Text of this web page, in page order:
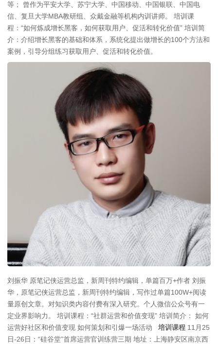
等； 曾作为平安大学、苏宁大学、中国移动、中国银联、中国电
信、复旦大学MBA教研组、众戴金融等机构内训讲师。 培训课
程：“如何炼成增长黑客，如何获取用户、促活和转化价值” 培训简
介：介绍增长黑客的基础和体系，系统化提出做增长的100个方法和
案例，引导分组练习获取用户、促活和转化价值。
刘振华 原笔记侠运营总监，新周刊特约编辑，单篇百万+作者 刘振
华，原笔记侠运营总监，新周刊特约编辑，写作过单篇100W+阅读
量原创文章。对知识类内容付费有深入研究。个人微信公众号有一
定业界影响力。 培训课程：“社群运营和价值变现” 培训简介： 如何
运营好社区和价值变现 如何策划和引爆一场活动 培训课程 11月25
日-26日：“硅谷堂”首席运营官训练营三期 地址：上海静安区南京西